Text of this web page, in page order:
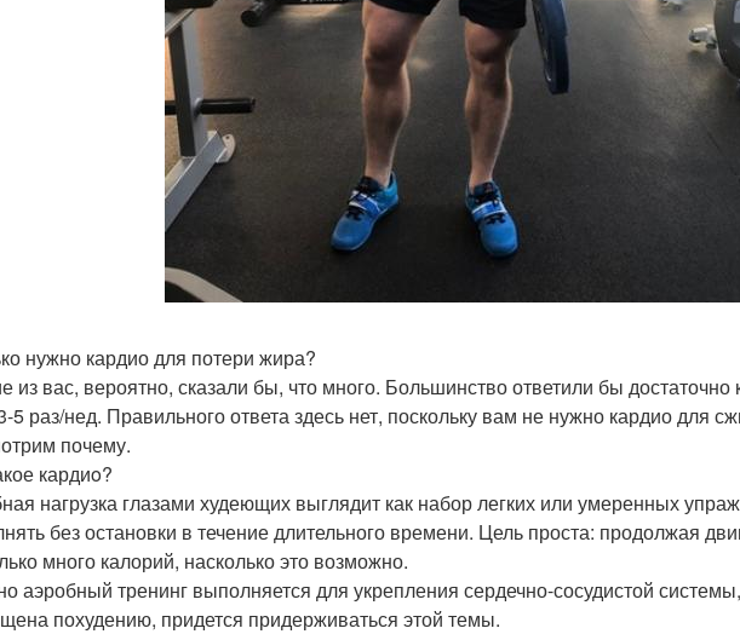
нужно кардио для потери жира?
из вас, вероятно, сказали бы, что много. Большинство ответили бы
5 раз/нед. Правильного ответа здесь нет, поскольку вам не нужно кардио для
почему.
кардиo?
нагрузка глазами худеющих выглядит как набор легких или умеренных
без остановки в течение длительного времени. Цель проста: продолжая
много калорий, насколько это возможно.
аэробный тренинг выполняется для укрепления сердечно-сосудистой системы,
похудению, придется придерживаться этой темы.